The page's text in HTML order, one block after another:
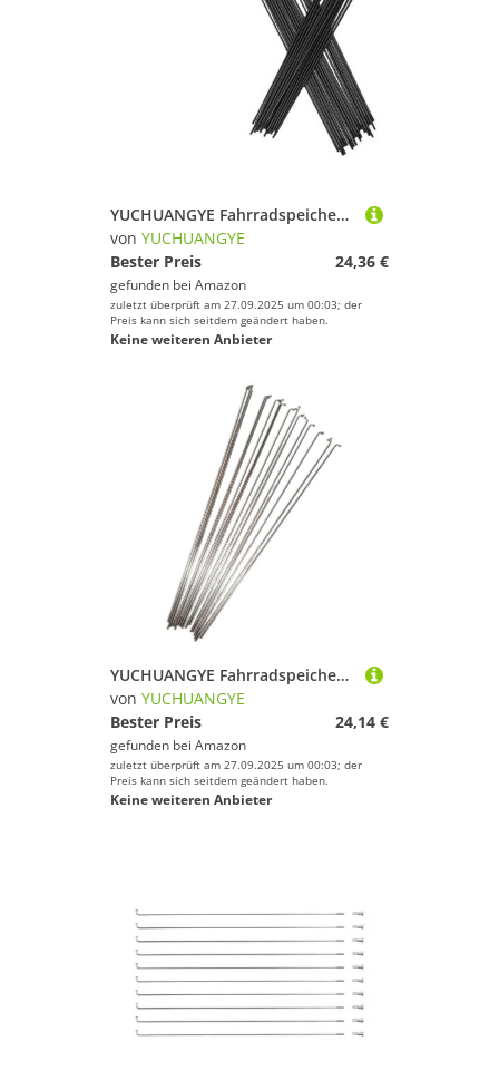
YUCHUANGYE Fahrradspeichen 29 Stück Fahrradspeichen Edelstahl 14G Speichenkappe(J-Bend 265mm)
von YUCHUANGYE
Bester Preis
24,36 €
gefunden bei Amazon
zuletzt überprüft am 27.09.2025 um 00:03; der
Preis kann sich seitdem geändert haben.
Keine weiteren Anbieter
YUCHUANGYE Fahrradspeichen Fahrrad-Edelstahl-Speichen, silberfarben, 14 G, 36 Stück, Fahrrad mit 12 mm(288mm)
von YUCHUANGYE
Bester Preis
24,14 €
gefunden bei Amazon
zuletzt überprüft am 27.09.2025 um 00:03; der
Preis kann sich seitdem geändert haben.
Keine weiteren Anbieter